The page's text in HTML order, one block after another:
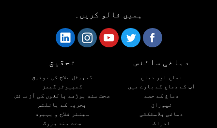
ہمیں فالو کریں۔
دماغی سائنس
دماغ اور دماغ
آپ کے دماغ کے بارے میں
دماغ کے حصے
نیوران
دماغی پلاسٹکٹی
ادراک
تحقیق
ڈیجیٹل علاج کی توثیق
کمپیوٹر گیمز
صحت مند بوڑھے بالغوں کی آزمائش
بحریہ کے پائلٹس
سینئر فلاح و بہبود
صحت مند بزرگ